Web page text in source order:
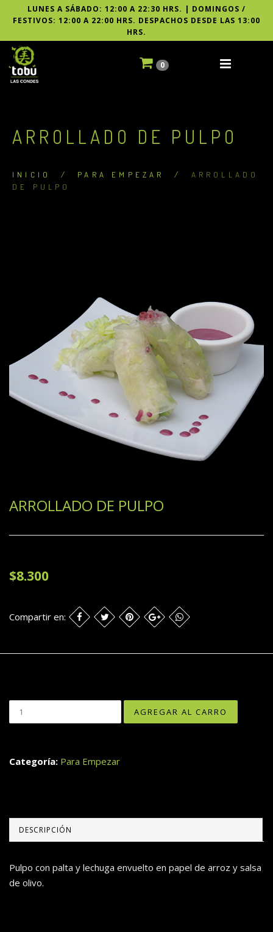
LUNES A SÁBADO: 12:00 A 22:30 HRS. | DOMINGOS /
FESTIVOS: 12:00 A 22:00 HRS. DESPACHOS DESDE LAS 13:00
HRS.
0
ARROLLADO DE PULPO
INICIO / PARA EMPEZAR / ARROLLADO
DE PULPO
ARROLLADO DE PULPO
$8.300
Compartir en:
Categoría: Para Empezar
DESCRIPCIÓN
Pulpo con palta y lechuga envuelto en papel de arroz y salsa
de olivo.